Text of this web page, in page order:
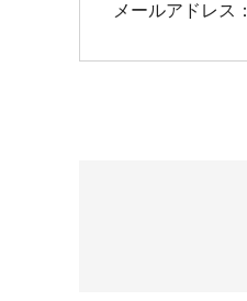
メールアドレス：